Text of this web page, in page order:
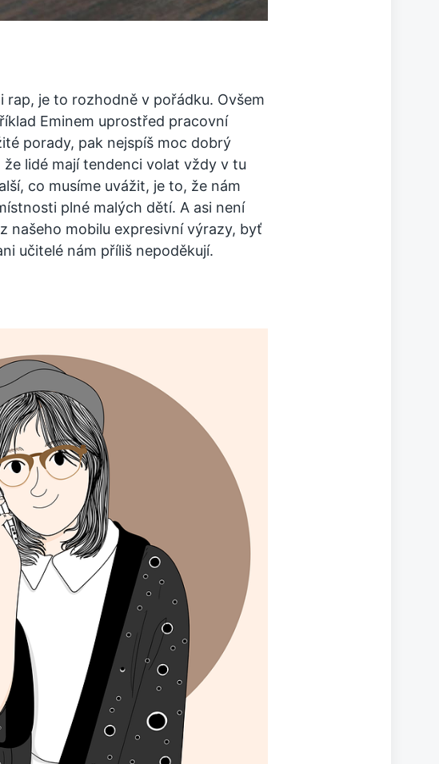
rap, je to rozhodně v pořádku. Ovšem
Eminem uprostřed pracovní
porady, pak nejspíš moc dobrý
lidé mají tendenci volat vždy v tu
co musíme uvážit, je to, že nám
plné malých dětí. A asi není
našeho mobilu expresivní výrazy, byť
učitelé nám příliš nepoděkují.